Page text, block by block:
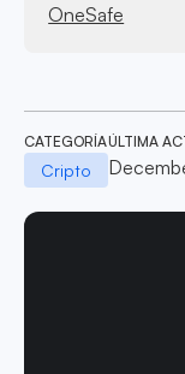
OneSafe
CATEGORÍA
Cripto
ÚLTIMA